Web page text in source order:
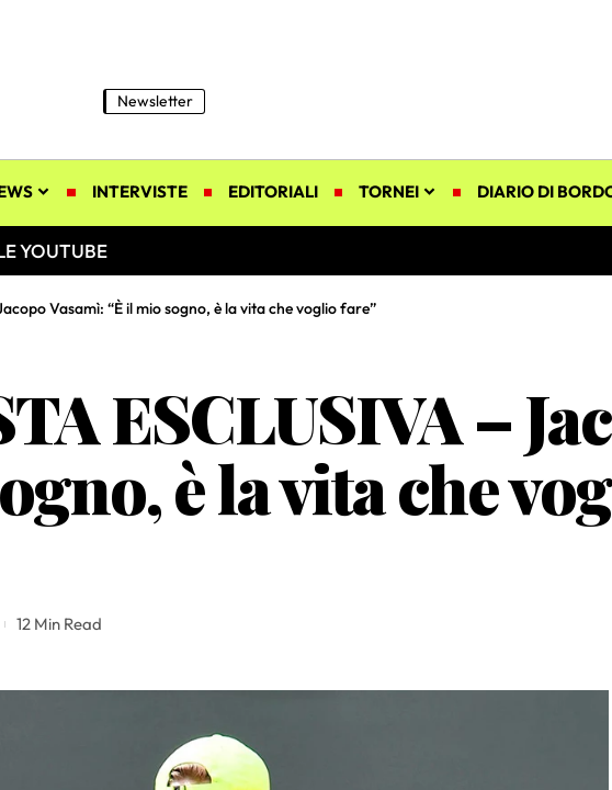
Newsletter
INTERVISTE EDITORIALI TORNEI DIARIO DI
YOUTUBE
Vasamì: “È il mio sogno, è la vita che voglio fare”
ESCLUSIVA –
è la vita che
12 Min Read